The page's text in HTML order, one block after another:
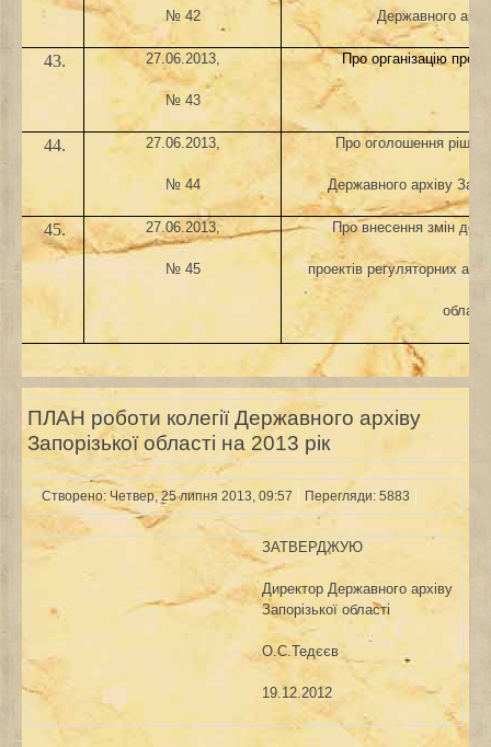
№ 42 Державного
43. 27.06.2013,
№ 43
Про організацію
44. 27.06.2013,
№ 44
Про оголошення
Державного архіву
45. 27.06.2013,
№ 45
Про внесення змін до
проектів регуляторних
ПЛАН роботи колегії Державного архіву
Запорізької області на 2013 рік
Створено: Четвер, 25 липня 2013, 09:57 Перегляди: 5883
ЗАТВЕРДЖУЮ
Директор Державного архіву
Запорізької області
О.С.Тедєєв
19.12.2012